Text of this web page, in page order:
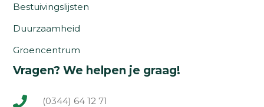
Bestuivingslijsten
Duurzaamheid
Groencentrum
Vragen? We helpen je graag!
(0344) 64 12 71